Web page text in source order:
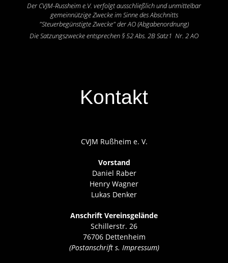
Der CVJM-Russheim e.V. verfolgt ausschließlich und unmittelbar
gemeinnützige Zwecke im Sinne des Abschnitts
"Steuerbegünstigte Zwecke" der AO (Abgabenordnung)
Die Satzungszwecke entsprechen § 52 Abs. 2B Satz1 Nr. 2 AO
Kontakt
CVJM Rußheim e. V.
Vorstand
Daniel Raber
Henry Wagner
Lukas Denker
Anschrift Vereinsgelände
Schillerstr. 26
76706 Dettenheim
(Postanschrift s. Impressum)